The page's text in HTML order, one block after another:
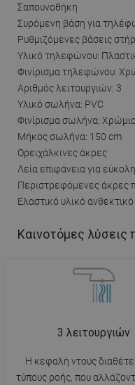
Σαπουνοθήκη
Συρόμενη βάση για
Ρυθμιζόμενες βάσεις
Υλικό τηλεφώνου:
Φινίρισμα τηλεφώνου:
Αριθμός λειτουργιών: 3
Υλικό σωλήνα: PVC
Φινίρισμα σωλήνα: Χρώμιο
Μήκος σωλήνα: 150 cm
Ορειχάλκινες άκρες
Λεία επιφάνεια για
Περιστρεφόμενες άκρες
Ελαστικό υλικό
Καινοτόμες λύσεις
3 λειτουργιών
Η κεφαλή ντους
τύπους ροής, που